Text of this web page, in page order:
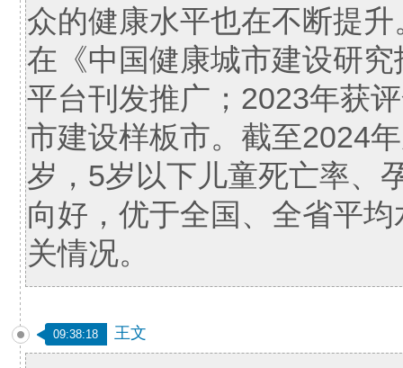
众的健康水平也在不断提
在《中国健康城市建设研
平台刊发推广；2023年获
市建设样板市。截至2024
岁，5岁以下儿童死亡率、
向好，优于全国、全省平
关情况。
09:38:18 王文